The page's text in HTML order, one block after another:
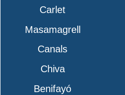
Carlet
Masamagrell
Canals
Chiva
Benifayó